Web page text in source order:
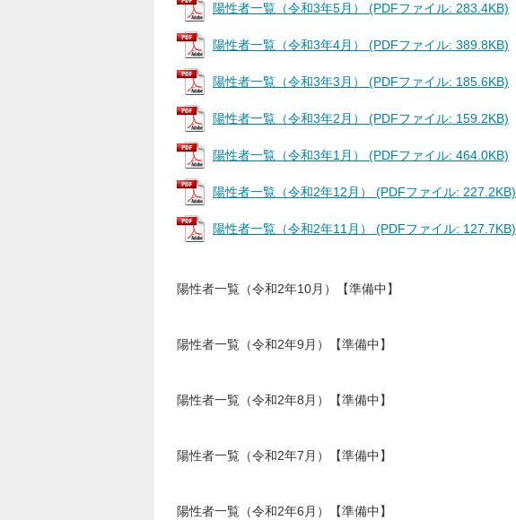
陽性者一覧（令和3年5月） (PDFファイル: 283.4KB)
陽性者一覧（令和3年4月） (PDFファイル: 389.8KB)
陽性者一覧（令和3年3月） (PDFファイル: 185.6KB)
陽性者一覧（令和3年2月） (PDFファイル: 159.2KB)
陽性者一覧（令和3年1月） (PDFファイル: 464.0KB)
陽性者一覧（令和2年12月） (PDFファイル: 227.2KB)
陽性者一覧（令和2年11月） (PDFファイル: 127.7KB)
陽性者一覧（令和2年10月）【準備中】
陽性者一覧（令和2年9月）【準備中】
陽性者一覧（令和2年8月）【準備中】
陽性者一覧（令和2年7月）【準備中】
陽性者一覧（令和2年6月）【準備中】